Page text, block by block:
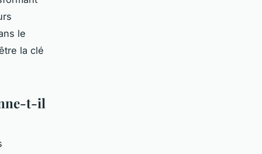
le
la clé
t-il